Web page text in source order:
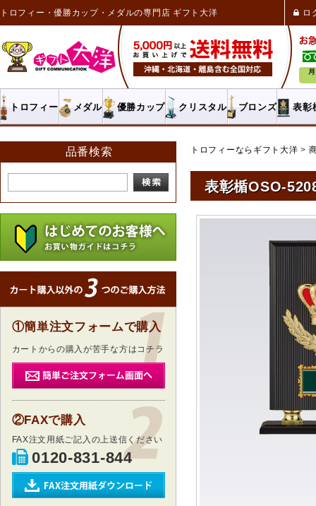
トロフィー・優勝カップ・メダルの専門店 ギフト大洋 ロ
トロフィー メダル 優勝カップ クリスタル ブロンズ 表彰
トロフィーならギフト大洋
表彰楯OSO-
品番検索
①簡単注文フォームで購入
カートからの購入が苦手な方はコチラ
②FAXで購入
FAX注文用紙ご記入の上送信ください
0120-831-844